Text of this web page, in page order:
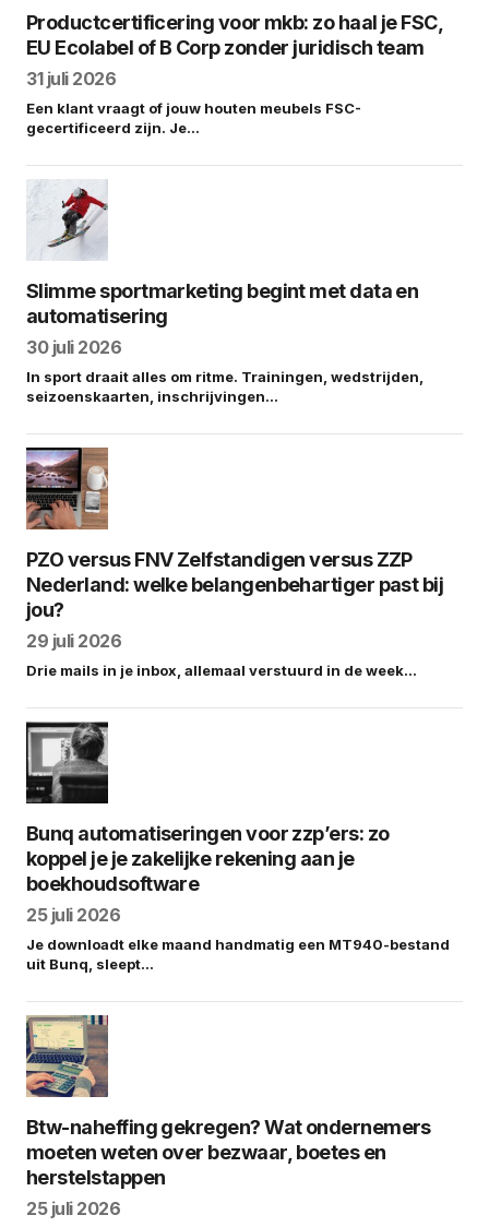
Productcertificering voor mkb: zo haal je FSC,
EU Ecolabel of B Corp zonder juridisch team
31 juli 2026
Een klant vraagt of jouw houten meubels FSC-
gecertificeerd zijn. Je…
Slimme sportmarketing begint met data en
automatisering
30 juli 2026
In sport draait alles om ritme. Trainingen, wedstrijden,
seizoenskaarten, inschrijvingen…
PZO versus FNV Zelfstandigen versus ZZP
Nederland: welke belangenbehartiger past bij
jou?
29 juli 2026
Drie mails in je inbox, allemaal verstuurd in de week…
Bunq automatiseringen voor zzp’ers: zo
koppel je je zakelijke rekening aan je
boekhoudsoftware
25 juli 2026
Je downloadt elke maand handmatig een MT940-bestand
uit Bunq, sleept…
Btw-naheffing gekregen? Wat ondernemers
moeten weten over bezwaar, boetes en
herstelstappen
25 juli 2026